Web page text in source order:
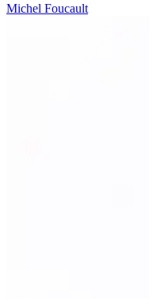
Posted
Michel Foucault